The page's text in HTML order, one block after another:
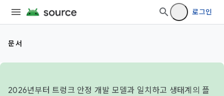
로그인
문서
2026년부터 트렁크 안정 개발 모델과 일치하고 생태계의 플